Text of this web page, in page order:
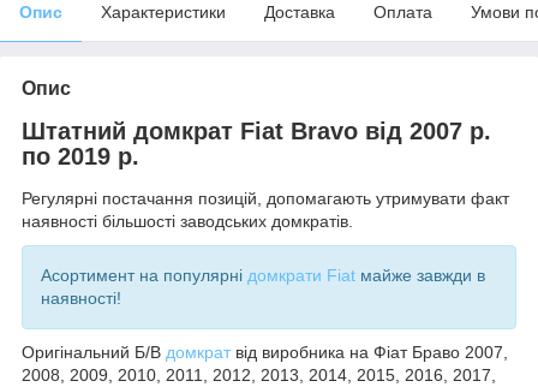
Опис Характеристики Доставка Оплата Умови
Опис
Штатний домкрат Fiat Bravo від 2007 р.
по 2019 р.
Регулярні постачання позицій, допомагають утримувати факт
наявності більшості заводських домкратів.
Асортимент на популярні домкрати Fiat майже завжди в
наявності!
Оригінальний Б/В домкратвід виробника на Фіат Браво 2007,
2008, 2009, 2010, 2011, 2012, 2013, 2014, 2015, 2016, 2017,